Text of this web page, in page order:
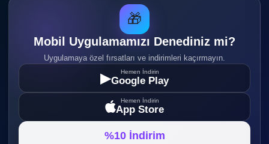
🎁
Mobil Uygulamamızı Denediniz mi?
Uygulamaya özel fırsatları ve indirimleri kaçırmayın.
▶ Hemen İndirin
Google Play
Hemen İndirin
App Store
%10 İndirim